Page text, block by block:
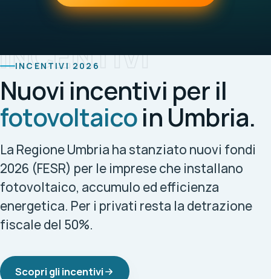
INCENTIVI 2026
Nuovi incentivi per il
fotovoltaicoin Umbria.
La Regione Umbria ha stanziato nuovi fondi
2026 (FESR) per le imprese che installano
fotovoltaico, accumulo ed efficienza
energetica. Per i privati resta la detrazione
fiscale del 50%.
Scopri gli incentivi